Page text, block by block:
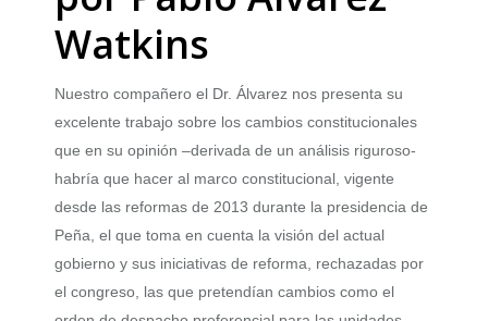
Watkins
Nuestro compañero el Dr. Álvarez nos presenta su
excelente trabajo sobre los cambios constitucionales
que en su opinión –derivada de un análisis riguroso-
habría que hacer al marco constitucional, vigente
desde las reformas de 2013 durante la presidencia de
Peña, el que toma en cuenta la visión del actual
gobierno y sus iniciativas de reforma, rechazadas por
el congreso, las que pretendían cambios como el